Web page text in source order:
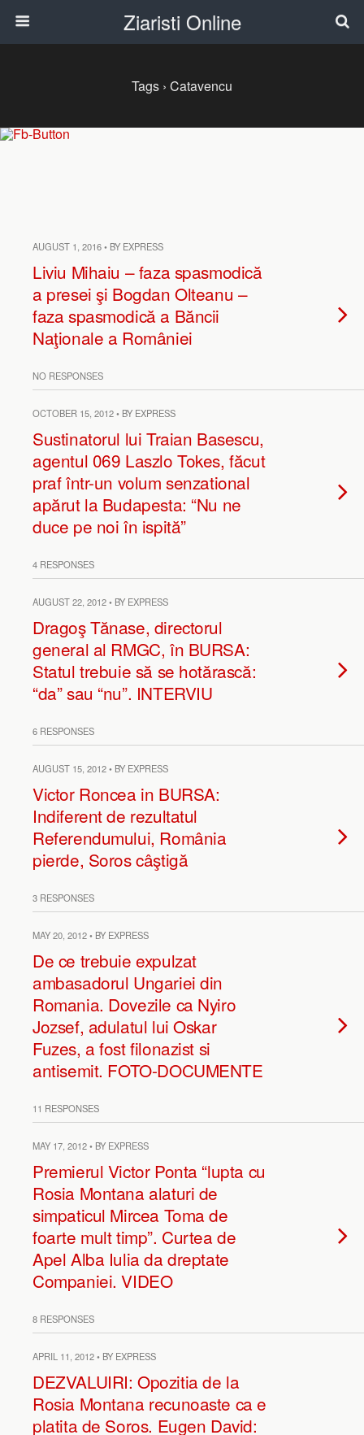
Ziaristi Online
Tags › Catavencu
AUGUST 1, 2016 • BY EXPRESS
Liviu Mihaiu – faza spasmodică
a presei şi Bogdan Olteanu –
faza spasmodică a Băncii
Naţionale a României
NO RESPONSES
OCTOBER 15, 2012 • BY EXPRESS
Sustinatorul lui Traian Basescu,
agentul 069 Laszlo Tokes, făcut
praf într-un volum senzational
apărut la Budapesta: “Nu ne
duce pe noi în ispită”
4 RESPONSES
AUGUST 22, 2012 • BY EXPRESS
Dragoş Tănase, directorul
general al RMGC, în BURSA:
Statul trebuie să se hotărască:
“da” sau “nu”. INTERVIU
6 RESPONSES
AUGUST 15, 2012 • BY EXPRESS
Victor Roncea in BURSA:
Indiferent de rezultatul
Referendumului, România
pierde, Soros câştigă
3 RESPONSES
MAY 20, 2012 • BY EXPRESS
De ce trebuie expulzat
ambasadorul Ungariei din
Romania. Dovezile ca Nyiro
Jozsef, adulatul lui Oskar
Fuzes, a fost filonazist si
antisemit. FOTO-DOCUMENTE
11 RESPONSES
MAY 17, 2012 • BY EXPRESS
Premierul Victor Ponta “lupta cu
Rosia Montana alaturi de
simpaticul Mircea Toma de
foarte mult timp”. Curtea de
Apel Alba Iulia da dreptate
Companiei. VIDEO
8 RESPONSES
APRIL 11, 2012 • BY EXPRESS
DEZVALUIRI: Opozitia de la
Rosia Montana recunoaste ca e
platita de Soros. Eugen David: